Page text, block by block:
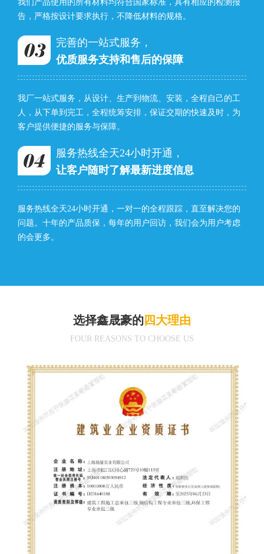
我们产品使用的所有材料均符合国家标准，具有相应的检测报
告，严格按设计要求执行，不降低材料的规格。
完善的一站式服务，
优质服务支持和售后的保障
我厂一站式服务，从设计、生产到物流、安装，全程自己的工
人，从下单到完工，全程统筹安排，保证交期的快速及时，为
客户提供便捷的服务与保障。
服务热线全天24小时开通，
让客户随时了解最新进度信息
服务热线全天24小时开通，一对一的全程跟踪，直至解决您的
问题。十年的产品质保，每年的用户回访，我们会为用户考虑
的会更多。
选择鑫晟豪的 四大理由
FOUR REASONS TO CHOOSE US